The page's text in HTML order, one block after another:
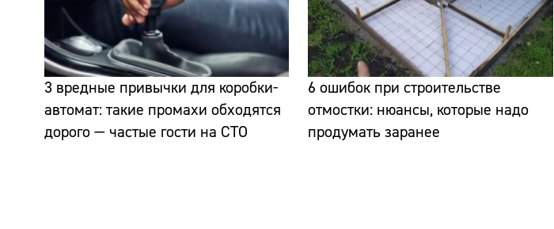
3 вредные привычки для коробки-
автомат: такие промахи обходятся
дорого — частые гости на СТО
6 ошибок при строительстве
отмостки: нюансы, которые надо
продумать заранее
Телефон: